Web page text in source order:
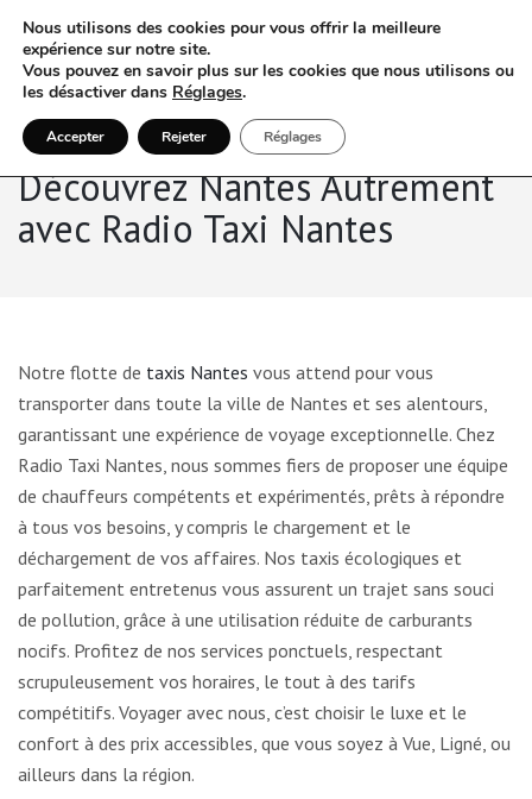
Découvrez Nantes Autrement
avec Radio Taxi Nantes
Notre flotte de taxis Nantes vous attend pour vous
transporter dans toute la ville de Nantes et ses alentours,
garantissant une expérience de voyage exceptionnelle. Chez
Radio Taxi Nantes, nous sommes fiers de proposer une équipe
de chauffeurs compétents et expérimentés, prêts à répondre
à tous vos besoins, y compris le chargement et le
déchargement de vos affaires. Nos taxis écologiques et
parfaitement entretenus vous assurent un trajet sans souci
de pollution, grâce à une utilisation réduite de carburants
nocifs. Profitez de nos services ponctuels, respectant
scrupuleusement vos horaires, le tout à des tarifs
compétitifs. Voyager avec nous, c’est choisir le luxe et le
confort à des prix accessibles, que vous soyez à Vue, Ligné, ou
ailleurs dans la région.
Nous utilisons des cookies pour vous offrir la meilleure
expérience sur notre site.
Vous pouvez en savoir plus sur les cookies que nous utilisons ou
les désactiver dans Réglages.
Accepter Rejeter Réglages